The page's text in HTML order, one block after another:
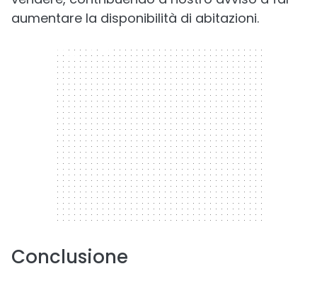
aumentare la disponibilità di abitazioni.
300 x 250
Conclusione